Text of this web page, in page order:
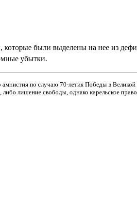
были выделены на нее из
убытки.
по случаю 70-летия Победы в
лишение свободы, однако карельское